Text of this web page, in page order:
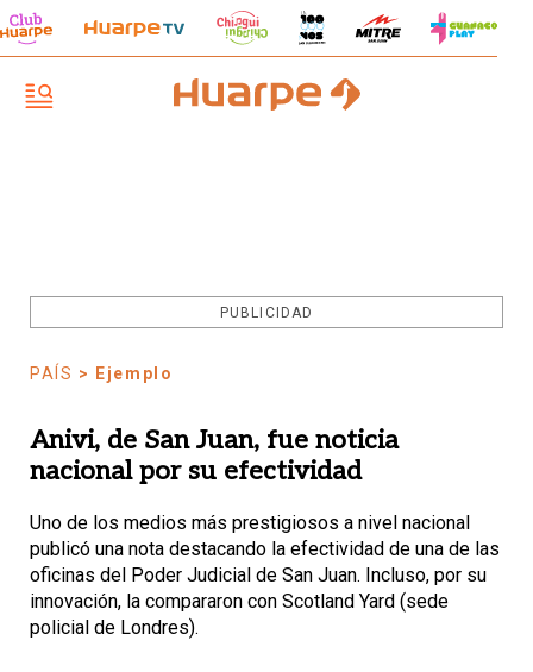
PUBLICIDAD
PAÍS > Ejemplo
Anivi, de San Juan, fue noticia
nacional por su efectividad
Uno de los medios más prestigiosos a nivel nacional
publicó una nota destacando la efectividad de una de las
oficinas del Poder Judicial de San Juan. Incluso, por su
innovación, la compararon con Scotland Yard (sede
policial de Londres).